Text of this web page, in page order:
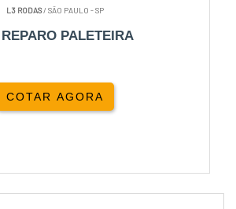
L3 RODAS/ SÃO PAULO - SP
PALETEIRA
COTAR AGORA